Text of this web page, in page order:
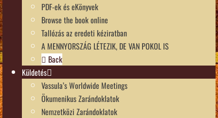
PDF-ek és eKönyvek
Browse the book online
Tallózás az eredeti kéziratban
A MENNYORSZÁG LÉTEZIK, DE VAN POKOL IS
Back
Küldetés
Vassula’s Worldwide Meetings
Ökumenikus Zarándoklatok
Nemzetközi Zarándoklatok